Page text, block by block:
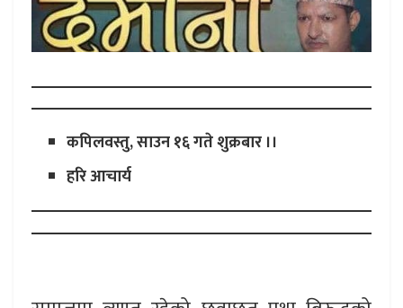
कपिलवस्तु, साउन १६ गते शुक्रबार ।।
हरि आचार्य